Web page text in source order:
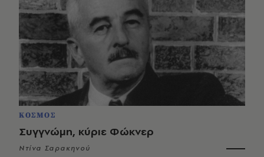
ΚΟΣΜΟΣ
Συγγνώμη, κύριε Φώκνερ
Ντίνα Σαρακηνού